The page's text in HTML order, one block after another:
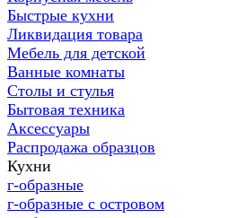
Быстрые кухни
Ликвидация товара
Мебель для детской
Ванные комнаты
Столы и стулья
Бытовая техника
Аксессуары
Распродажа образцов
Кухни
г-образные
г-образные с островом